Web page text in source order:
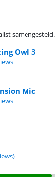
samengesteld.
Owl 3
op 6 reviews.
Mic
op 6 reviews.